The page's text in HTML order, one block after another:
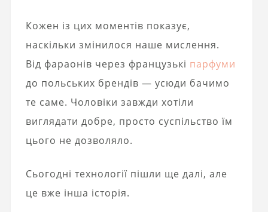
Кожен із цих моментів показує,
наскільки змінилося наше мислення.
Від фараонів через французькі парфуми
до польських брендів — усюди бачимо
те саме. Чоловіки завжди хотіли
виглядати добре, просто суспільство їм
цього не дозволяло.
Сьогодні технології пішли ще далі, але
це вже інша історія.